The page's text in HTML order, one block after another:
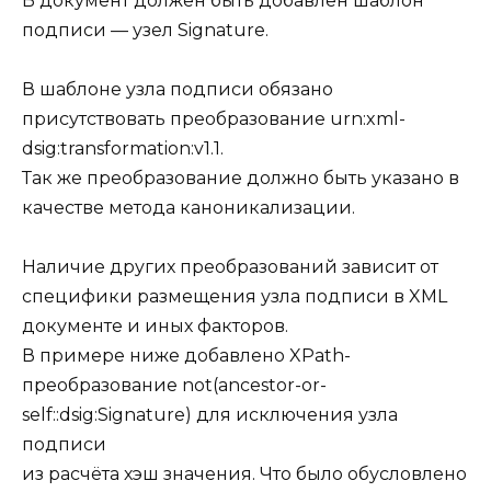
подписи — узел Signature.
В шаблоне узла подписи обязано
присутствовать преобразование urn:xml-
dsig:transformation:v1.1.
Так же преобразование должно быть указано в
качестве метода каноникализации.
Наличие других преобразований зависит от
специфики размещения узла подписи в XML
документе и иных факторов.
В примере ниже добавлено XPath-
преобразование not(ancestor-or-
self::dsig:Signature) для исключения узла
подписи
из расчёта хэш значения. Что было обусловлено